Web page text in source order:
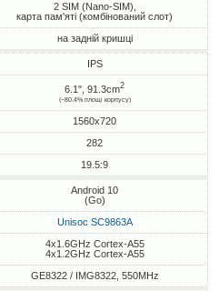
2 SIM (Nano-SIM),
карта пам'яті (комбінований слот)
на задній кришці
IPS
6.1", 91.3cm2
(~80.4% площі корпусу)
1560x720
282
19.5:9
Android 10
(Go)
Unisoc SC9863A
4x1.6GHz Cortex-A55
4x1.2GHz Cortex-A55
GE8322 / IMG8322, 550MHz